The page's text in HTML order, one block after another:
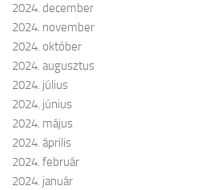
2024. december
2024. november
2024. október
2024. augusztus
2024. július
2024. június
2024. május
2024. április
2024. február
2024. január